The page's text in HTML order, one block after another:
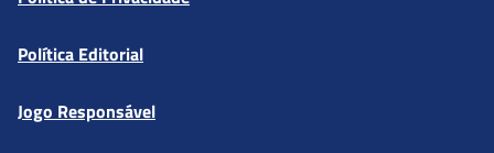
Política Editorial
Jogo Responsável